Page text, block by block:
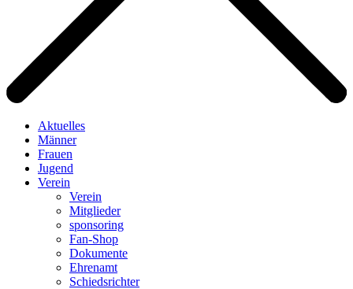
Aktuelles
Männer
Frauen
Jugend
Verein
Verein
Mitglieder
sponsoring
Fan-Shop
Dokumente
Ehrenamt
Schiedsrichter